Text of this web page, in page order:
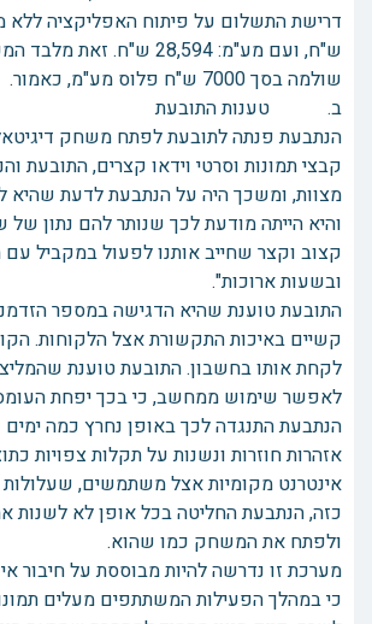
ש"ח, ועם מע"מ: 28,594 ש"ח.
שולמה בסך 7000 ש"ח פלוס מע"מ, כאמור.
ב. טענות התובעת
הנתבעת פנתה לתובעת לפתח משחק
קבצי תמונות וסרטי וידאו קצרים, התובעת
מצוות, ומשכך היה על הנתבעת לדעת שהיא
והיא הייתה מודעת לכך שנותר להם נתון של
קצוב וקצר שחייב אותנו לפעול במקביל
ובשעות ארוכות".
התובעת טוענת שהיא הדגישה במספר
קשיים באיכות התקשורת אצל הלקוחות.
לקחת אותו בחשבון. התובעת טוענת
לאפשר שימוש ממחשב, כי בכך יפחת
הנתבעת התנגדה לכך באופן נחרץ כמה ימים
אזהרות חוזרות ונשנות על תקלות צפויות
אינטרנט מקומיות אצל משתמשים,
כזה, הנתבעת החליטה בכל אופן לא לשנות
ולפתח את המשחק כמו שהוא.
מערכת זו נדרשה להיות מבוססת על חיבור
כי במהלך הפעילות המשתתפים מעלים